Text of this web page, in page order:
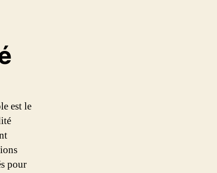
est le
pour